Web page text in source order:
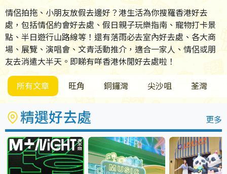
情侶拍拖、小朋友放假去邊好？港生活為你搜羅香港好去
處，包括情侶約會好去處、假日親子玩樂指南、寵物打卡景
點、半日遊行山路線等！還有落雨必去室內好去處、各大商
場、展覽、演唱會、文青活動推介，適合一家人、情侶或朋
友去消遣大半天。即睇有咩香港休閒好去處啦！
所有文章
旺角 銅鑼灣 尖沙咀 荃灣
精選好去處 更多